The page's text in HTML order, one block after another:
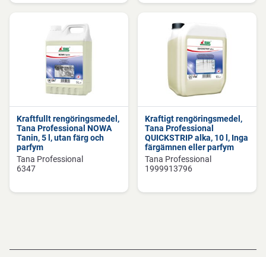
Kraftfullt rengöringsmedel,
Tana Professional NOWA
Tanin, 5 l, utan färg och
parfym
Tana Professional
6347
Kraftigt rengöringsmedel,
Tana Professional
QUICKSTRIP alka, 10 l, Inga
färgämnen eller parfym
Tana Professional
1999913796